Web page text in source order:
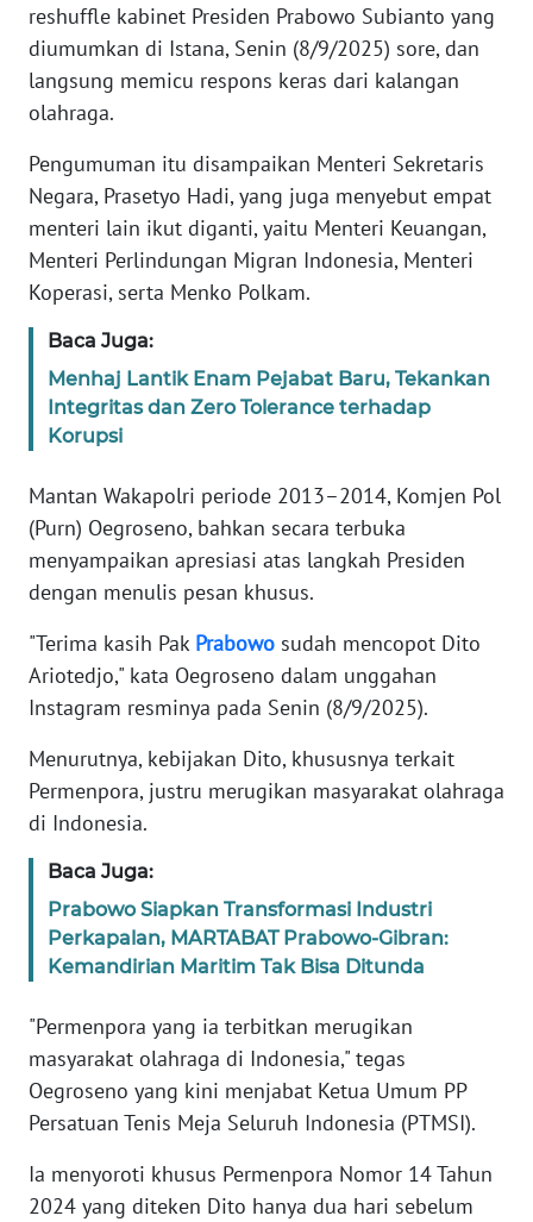
reshuffle kabinet Presiden Prabowo Subianto yang
diumumkan di Istana, Senin (8/9/2025) sore, dan
langsung memicu respons keras dari kalangan
olahraga.
Pengumuman itu disampaikan Menteri Sekretaris
Negara, Prasetyo Hadi, yang juga menyebut empat
menteri lain ikut diganti, yaitu Menteri Keuangan,
Menteri Perlindungan Migran Indonesia, Menteri
Koperasi, serta Menko Polkam.
Baca Juga:
Menhaj Lantik Enam Pejabat Baru, Tekankan
Integritas dan Zero Tolerance terhadap
Korupsi
Mantan Wakapolri periode 2013–2014, Komjen Pol
(Purn) Oegroseno, bahkan secara terbuka
menyampaikan apresiasi atas langkah Presiden
dengan menulis pesan khusus.
"Terima kasih Pak Prabowo sudah mencopot Dito
Ariotedjo," kata Oegroseno dalam unggahan
Instagram resminya pada Senin (8/9/2025).
Menurutnya, kebijakan Dito, khususnya terkait
Permenpora, justru merugikan masyarakat olahraga
di Indonesia.
Baca Juga:
Prabowo Siapkan Transformasi Industri
Perkapalan, MARTABAT Prabowo-Gibran:
Kemandirian Maritim Tak Bisa Ditunda
"Permenpora yang ia terbitkan merugikan
masyarakat olahraga di Indonesia," tegas
Oegroseno yang kini menjabat Ketua Umum PP
Persatuan Tenis Meja Seluruh Indonesia (PTMSI).
Ia menyoroti khusus Permenpora Nomor 14 Tahun
2024 yang diteken Dito hanya dua hari sebelum
KAMI
INFO
TENTANG
KAMI
PEDOMAN
SIBER
REDAKSI
DISCLAIMER
Wahana
Regional
WN
WN
JAKARTA
WN
JABAR
WN
WN
NTT
KEPRI